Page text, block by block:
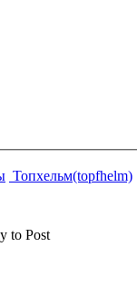
Топхельм(topfhelm)
to Post